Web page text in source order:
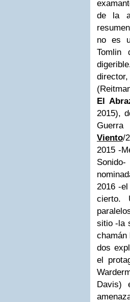
de la
no es
Tomlin
El
2015),
Guerra
Viento/
2015 -
2016 -
cierto.
sitio -la
chamán
dos
el
Davis)